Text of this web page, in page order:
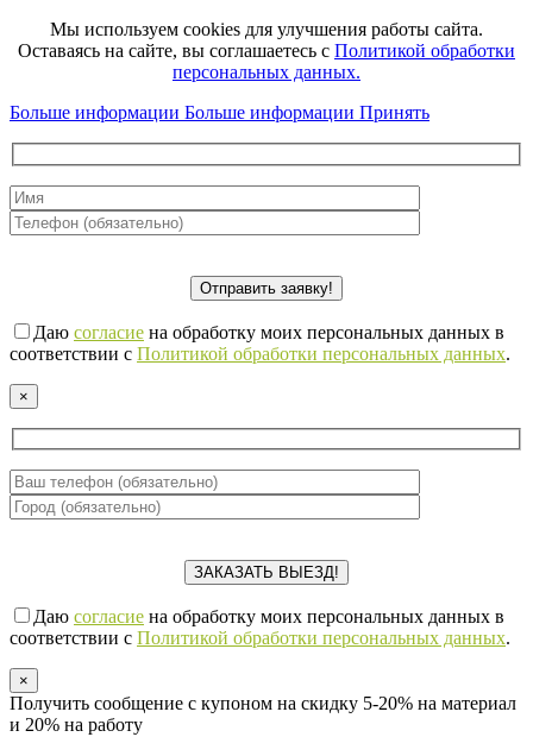
Мы используем cookies для улучшения работы сайта.
Оставаясь на сайте, вы соглашаетесь с Политикой обработки
персональных данных.
Больше информации Больше информации Принять
Даю согласие на обработку моих персональных данных в
соответствии с Политикой обработки персональных данных.
×
Даю согласие на обработку моих персональных данных в
соответствии с Политикой обработки персональных данных.
×
Получить сообщение с купоном на скидку 5-20% на материал
и 20% на работу